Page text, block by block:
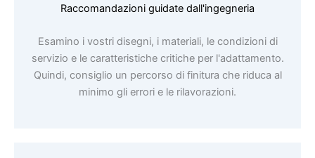
Raccomandazioni guidate dall'ingegneria
Esamino i vostri disegni, i materiali, le condizioni di
servizio e le caratteristiche critiche per l'adattamento.
Quindi, consiglio un percorso di finitura che riduca al
minimo gli errori e le rilavorazioni.